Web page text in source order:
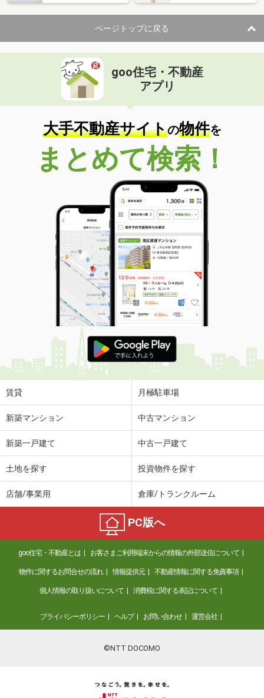
ページトップに戻る
goo住宅・不動産
アプリ
大手不動産サイトの物件を
まとめて検索！
賃貸 月極駐車場
新築マンション 中古マンション
新築一戸建て 中古一戸建て
土地を探す 投資物件を探す
店舗/事業用 倉庫/トランクルーム
PC版へ
goo住宅・不動産とは お客さまご利用端末からの情報の外部送信について
物件に関するお問合せの流れ 情報提供元 不動産情報に関する免責事項
個人情報の取り扱いについて 消費税に関する表記について
プライバシーポリシー ヘルプ お問い合わせ 運営会社
©NTT DOCOMO